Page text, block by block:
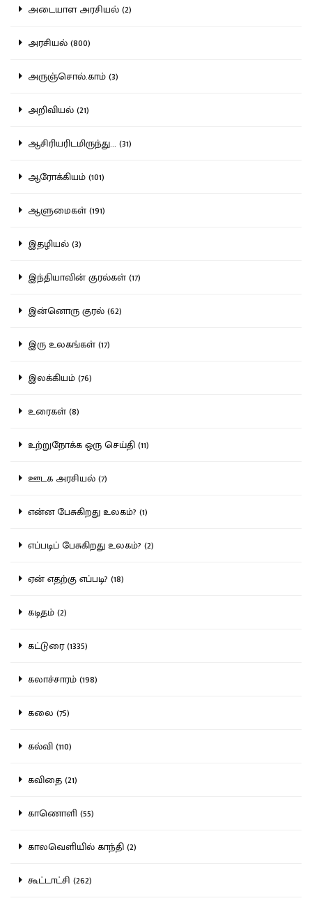
அடையாள அரசியல் (2)
அரசியல் (800)
அருஞ்சொல்.காம் (3)
அறிவியல் (21)
ஆசிரியரிடமிருந்து... (31)
ஆரோக்கியம் (101)
ஆளுமைகள் (191)
இதழியல் (3)
இந்தியாவின் குரல்கள் (17)
இன்னொரு குரல் (62)
இரு உலகங்கள் (17)
இலக்கியம் (76)
உரைகள் (8)
உற்றுநோக்க ஒரு செய்தி (11)
ஊடக அரசியல் (7)
என்ன பேசுகிறது உலகம்? (1)
எப்படிப் பேசுகிறது உலகம்? (2)
ஏன் எதற்கு எப்படி? (18)
கடிதம் (2)
கட்டுரை (1335)
கலாச்சாரம் (198)
கலை (75)
கல்வி (110)
கவிதை (21)
காணொளி (55)
காலவெளியில் காந்தி (2)
கூட்டாட்சி (262)